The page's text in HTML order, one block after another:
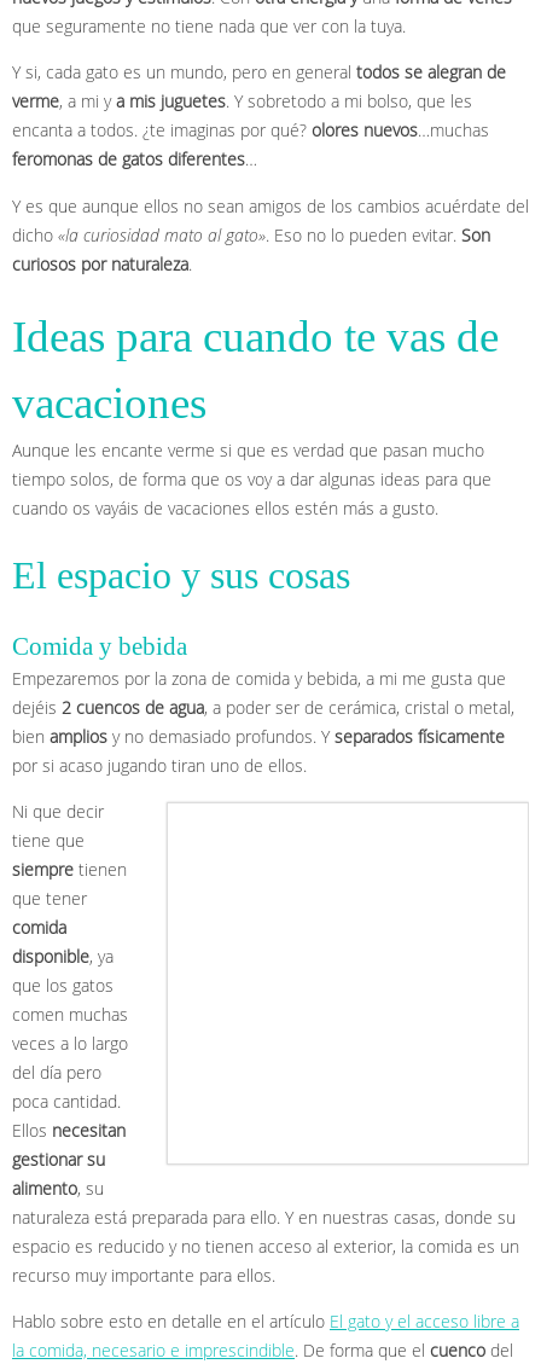
que seguramente no tiene nada que ver con la tuya.
Y si, cada gato es un mundo, pero en general todos se alegran de
verme, a mi ya mis juguetes. Y sobretodo a mi bolso, que les
encanta a todos. ¿te imaginas por qué? olores nuevos…muchas
feromonas de gatos diferentes…
Y es que aunque ellos no sean amigos de los cambios acuérdate del
dicho «la curiosidad mato al gato». Eso no lo pueden evitar. Son
curiosos por naturaleza.
Ideas para cuando te vas de
vacaciones
Aunque les encante verme si que es verdad que pasan mucho
tiempo solos, de forma que os voy a dar algunas ideas para que
cuando os vayáis de vacaciones ellos estén más a gusto.
El espacio y sus cosas
Comida y bebida
Empezaremos por la zona de comida y bebida, a mi me gusta que
dejéis 2 cuencos de agua, a poder ser de cerámica, cristal o metal,
bien amplios y no demasiado profundos. Yseparados físicamente
por si acaso jugando tiran uno de ellos.
Ni que decir
tiene que
siempre tienen
que tener
comida
disponible, ya
que los gatos
comen muchas
veces a lo largo
del día pero
poca cantidad.
Ellos necesitan
gestionar su
alimento, su
naturaleza está preparada para ello. Y en nuestras casas, donde su
espacio es reducido y no tienen acceso al exterior, la comida es un
recurso muy importante para ellos.
Hablo sobre esto en detalle en el artículo El gato y el acceso libre a
la comida, necesario e imprescindible. De forma que el cuenco del